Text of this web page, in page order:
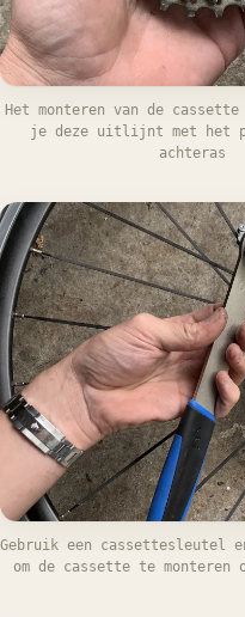
Het monteren van de
je deze uitlijnt met het
achteras
Gebruik een cassettesleutel
om de cassette te monteren